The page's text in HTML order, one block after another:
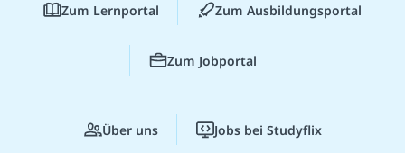
Zum Lernportal Zum Ausbildungsportal
Zum Jobportal
Über uns Jobs bei Studyflix